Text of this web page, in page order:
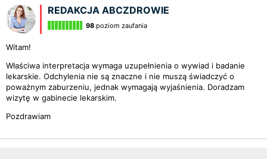
REDAKCJA ABCZDROWIE
98 poziom zaufania
Witam!
Właściwa interpretacja wymaga uzupełnienia o wywiad i badanie
lekarskie. Odchylenia nie są znaczne i nie muszą świadczyć o
poważnym zaburzeniu, jednak wymagają wyjaśnienia. Doradzam
wizytę w gabinecie lekarskim.
Pozdrawiam